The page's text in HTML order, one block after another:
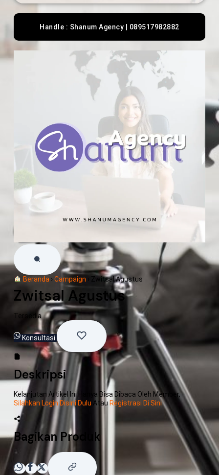
Handle : Shanum Agency | 089517982882
Beranda ›Campaign Zwitsal Agustus
Zwitsal Agustus
Tersedia
Konsultasi
Deskripsi
Kelanjutan Artikel Ini Hanya Bisa Dibaca Oleh Member,
Silahkan Login Disini Dulu Atau Registrasi Di Sini
Bagikan Produk